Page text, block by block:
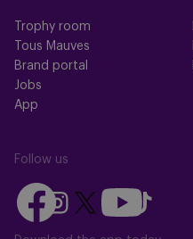
Trophy room
Tous Mauves
Brand portal
Jobs
App
Follow us
Follow
us
on
Follow
us
Follow
Follow
us
on
Follow
us